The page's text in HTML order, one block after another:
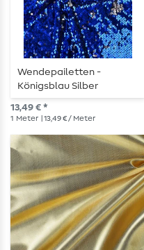
Wendepailetten -
Königsblau Silber
Querelastisch
13,49 € *
1 Meter | 13,49 € / Meter